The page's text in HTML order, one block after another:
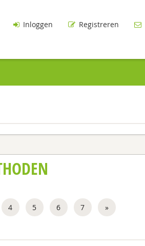
Inloggen Registreren
4 5 6 7 »